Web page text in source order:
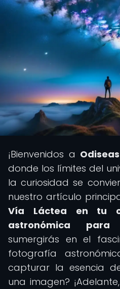
¡Bienvenidos a
donde los límites del
la curiosidad se
nuestro artículo
Vía Láctea en tu
astronómica para
sumergirás en el
fotografía
capturar la esencia
una imagen?